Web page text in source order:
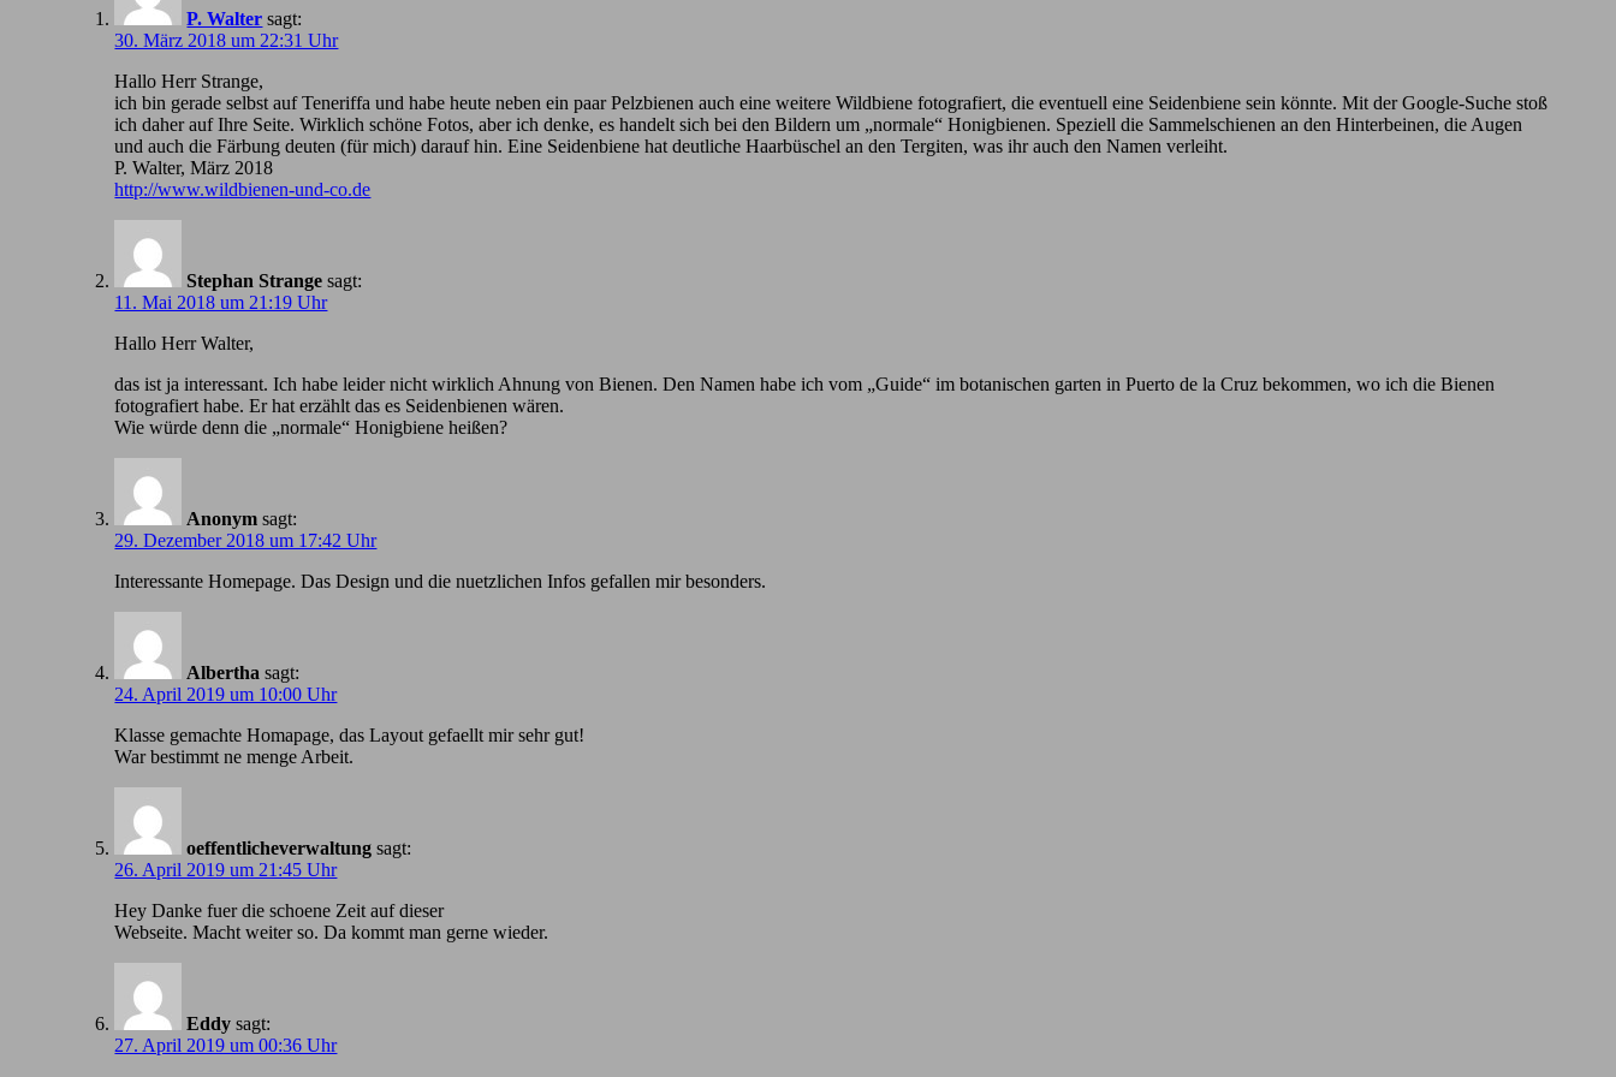
P. Walter sagt:
30. März 2018 um 22:31 Uhr
Hallo Herr Strange,
ich bin gerade selbst auf Teneriffa und habe heute neben ein paar Pelzbienen auch eine weitere Wildbiene fotografiert, die eventuell eine Seidenbiene sein könnte. Mit der Google-Suche stoß
ich daher auf Ihre Seite. Wirklich schöne Fotos, aber ich denke, es handelt sich bei den Bildern um „normale“ Honigbienen. Speziell die Sammelschienen an den Hinterbeinen, die Augen
und auch die Färbung deuten (für mich) darauf hin. Eine Seidenbiene hat deutliche Haarbüschel an den Tergiten, was ihr auch den Namen verleiht.
P. Walter, März 2018
http://www.wildbienen-und-co.de
Stephan Strange sagt:
11. Mai 2018 um 21:19 Uhr
Hallo Herr Walter,
das ist ja interessant. Ich habe leider nicht wirklich Ahnung von Bienen. Den Namen habe ich vom „Guide“ im botanischen garten in Puerto de la Cruz bekommen, wo ich die Bienen
fotografiert habe. Er hat erzählt das es Seidenbienen wären.
Wie würde denn die „normale“ Honigbiene heißen?
Anonym sagt:
29. Dezember 2018 um 17:42 Uhr
Іnteressante Homepage. Das Design und die nuetzlichen Infos gefallen mir besonders.
Albertha sagt:
24. April 2019 um 10:00 Uhr
Klasse gemachte Homapage, das Layout gefaellt mir sehr gut!
War bestimmt ne menge Arbeit.
oeffentlicheverwaltung sagt:
26. April 2019 um 21:45 Uhr
Hey Danke fuer die schoene Zeit auf dieser
Webseite. Macht weiter so. Da kommt man gerne wieder.
Eddy sagt:
27. April 2019 um 00:36 Uhr